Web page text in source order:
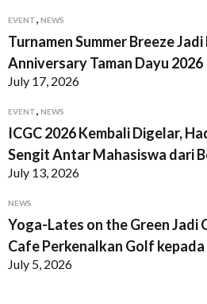
EVENT, NEWS
Turnamen Summer Breeze
Anniversary Taman Dayu 2026
July 17, 2026
EVENT, NEWS
ICGC 2026 Kembali Digelar,
Sengit Antar Mahasiswa dari
July 13, 2026
NEWS
Yoga-Lates on the Green Jadi
Cafe Perkenalkan Golf
July 5, 2026